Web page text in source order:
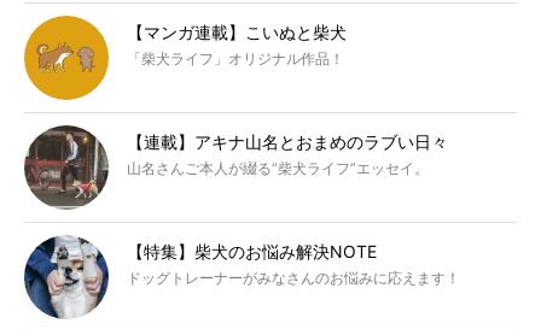
【マンガ連載】こいぬと柴犬
「柴犬ライフ」オリジナル作品！
【連載】アキナ山名とおまめのラブい日々
山名さんご本人が綴る“柴犬ライフ”エッセイ。
【特集】柴犬のお悩み解決NOTE
ドッグトレーナーがみなさんのお悩みに応えます！